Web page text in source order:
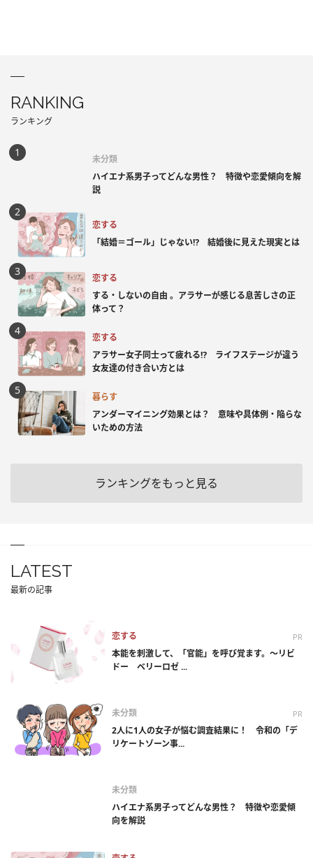
RANKING
ランキング
未分類
ハイエナ系男子ってどんな男性？ 特徴や恋愛傾向を解
説
恋する
「結婚＝ゴール」じゃない⁉ 結婚後に見えた現実とは
恋する
する・しないの自由 。アラサーが感じる息苦しさの正
体って？
恋する
アラサー女子同士って疲れる⁉ ライフステージが違う
女友達の付き合い方とは
暮らす
アンダーマイニング効果とは？ 意味や具体例・陥らな
いための方法
ランキングをもっと見る
LATEST
最新の記事
恋する PR
本能を刺激して、「官能」を呼び覚ます。～リビ
ドー ベリーロゼ ...
未分類 PR
2人に1人の女子が悩む調査結果に！ 令和の「デ
リケートゾーン事...
未分類
ハイエナ系男子ってどんな男性？ 特徴や恋愛傾
向を解説